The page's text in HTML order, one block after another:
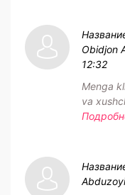
Obidjon
12:32
Menga
va